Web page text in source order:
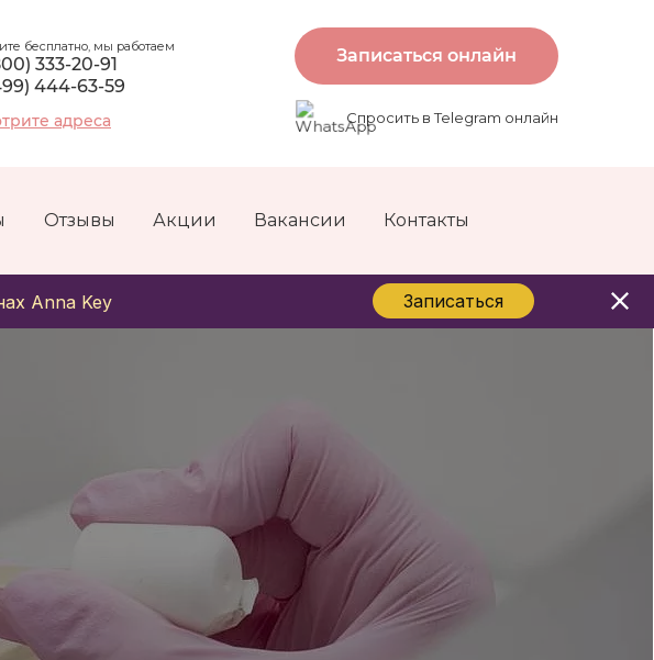
бесплатно, мы работаем
333-20-91
444-63-59
адреса
Записаться онлайн
Спросить в Telegram онлайн
Отзывы Акции Вакансии Контакты
Anna Key Записаться